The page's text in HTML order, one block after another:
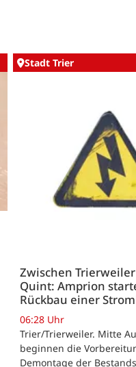
Stadt Trier
Zwischen
Quint: Amprion
Rückbau einer
06:28 Uhr
Trier/Trierweiler. Mitte
beginnen die
Demontage der